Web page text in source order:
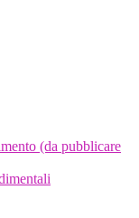
(da pubblicare